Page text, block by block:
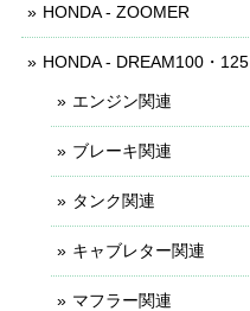
HONDA - ZOOMER
HONDA - DREAM100・125
エンジン関連
ブレーキ関連
タンク関連
キャブレター関連
マフラー関連